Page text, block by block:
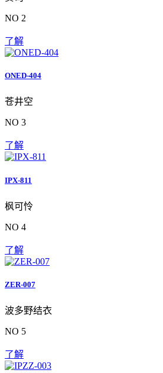
NO 2
了解
ONED-404
苍井空
NO 3
了解
IPX-811
枫可怜
NO 4
了解
ZER-007
波多野结衣
NO 5
了解